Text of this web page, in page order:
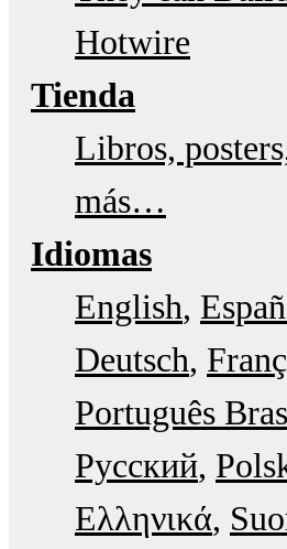
Hotwire
Tienda
Libros,
más…
Idiomas
English
Deutsch
Português
Русский
Ελληνικά